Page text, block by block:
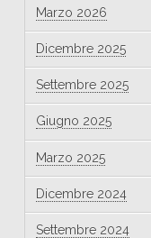
Marzo 2026
Dicembre 2025
Settembre 2025
Giugno 2025
Marzo 2025
Dicembre 2024
Settembre 2024